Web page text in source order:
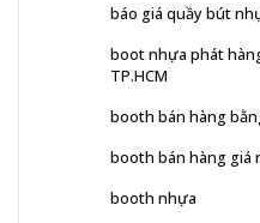
báo giá quầy bút
boot nhựa phát
TP.HCM
booth bán hàng
booth bán hàng giá
booth nhựa